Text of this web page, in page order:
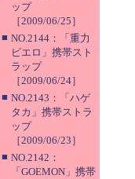
ップ
［2009/06/25］
■ NO.2144：「重力
ピエロ」携帯スト
ラップ
［2009/06/24］
■ NO.2143：「ハゲ
タカ」携帯ストラ
ップ
［2009/06/23］
■ NO.2142：
「GOEMON」携帯